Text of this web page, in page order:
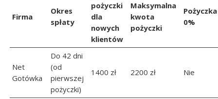
Firma
Okres
spłaty
pożyczki
dla
nowych
klientów
Maksymalna
kwota
pożyczki
Pożyczka
0%
Net
Gotówka
Do 42 dni
(od
pierwszej
pożyczki)
1400 zł 2200 zł Nie